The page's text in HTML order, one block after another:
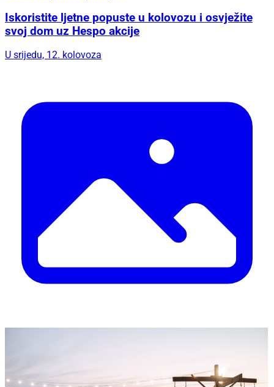
Iskoristite ljetne popuste u kolovozu i osvježite
svoj dom uz Hespo akcije
U srijedu, 12. kolovoza